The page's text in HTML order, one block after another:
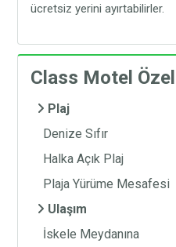
ücretsiz yerini ayırtabilirler.
Class Motel
Plaj
Denize Sıfır
Halka Açık Plaj
Plaja Yürüme Mesafesi
Ulaşım
İskele Meydanına